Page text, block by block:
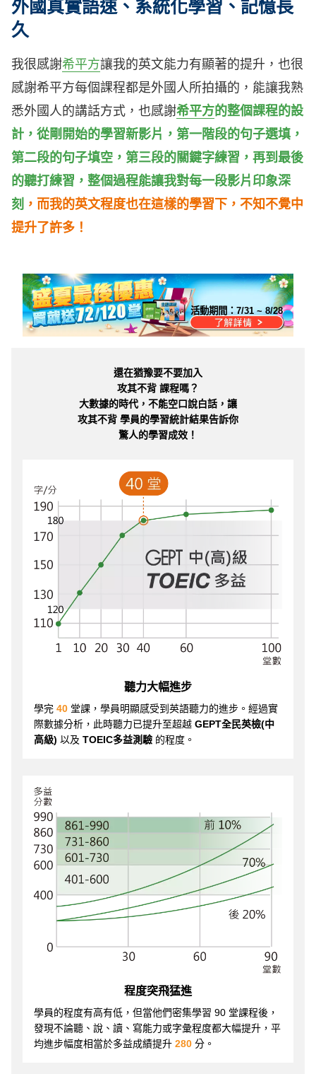
外國真實語速、系統化學習、記憶長
久
我很感謝希平方讓我的英文能力有顯著的提升，也很
感謝希平方每個課程都是外國人所拍攝的，能讓我熟
悉外國人的講話方式，也感謝希平方的整個課程的設
計，從剛開始的學習新影片，第一階段的句子選填，
第二段的句子填空，第三段的關鍵字練習，再到最後
的聽打練習，整個過程能讓我對每一段影片印象深
刻 ，而我的英文程度也在這樣的學習下，不知不覺中
提升了許多！
活動期間：7/31 ~ 8/28
還在猶豫要不要加入
攻其不背 課程嗎？
大數據的時代，不能空口說白話，讓
攻其不背 學員的學習統計結果告訴你
驚人的學習成效！
聽力大幅進步
學完 40 堂課，學員明顯感受到英語聽力的進步。經過實
際數據分析，此時聽力已提升至超越 GEPT全民英檢(中
高級) 以及 TOEIC多益測驗 的程度。
程度突飛猛進
學員的程度有高有低，但當他們密集學習 90 堂課程後，
發現不論聽、說、讀、寫能力或字彙程度都大幅提升，平
均進步幅度相當於多益成績提升 280 分。